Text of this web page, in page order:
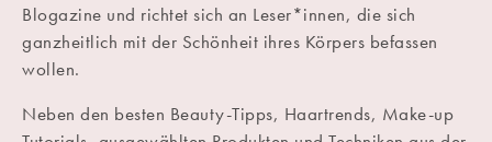
Blogazine und richtet sich an Leser*innen, die sich
ganzheitlich mit der Schönheit ihres Körpers befassen
wollen.
Neben den besten Beauty-Tipps, Haartrends, Make-up